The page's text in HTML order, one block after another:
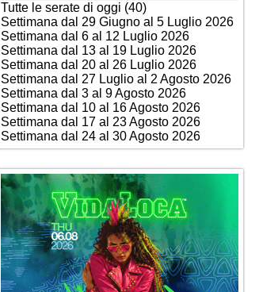
Tutte le serate di oggi (40)
Settimana dal 29 Giugno al 5 Luglio 2026
Settimana dal 6 al 12 Luglio 2026
Settimana dal 13 al 19 Luglio 2026
Settimana dal 20 al 26 Luglio 2026
Settimana dal 27 Luglio al 2 Agosto 2026
Settimana dal 3 al 9 Agosto 2026
Settimana dal 10 al 16 Agosto 2026
Settimana dal 17 al 23 Agosto 2026
Settimana dal 24 al 30 Agosto 2026